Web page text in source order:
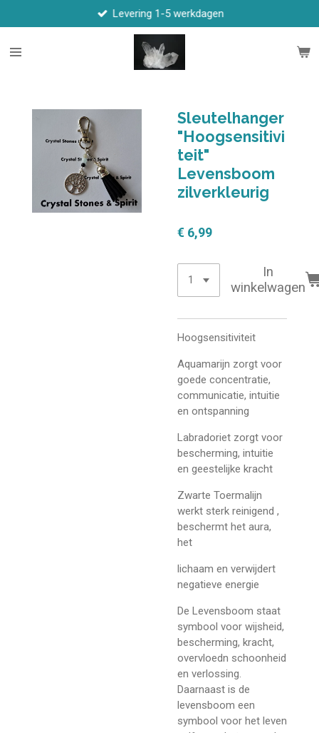
direct
naar
Levering 1-5 werkdagen
Sleutelhanger
"Hoogsensitivi
teit"
Levensboom
zilverkleurig
€ 6,99
In
winkelwagen
Hoogsensitiviteit
Aquamarijn zorgt voor
goede concentratie,
communicatie, intuitie
en ontspanning
Labradoriet zorgt voor
bescherming, intuitie
en geestelijke kracht
Zwarte Toermalijn
werkt sterk reinigend ,
beschermt het aura,
het
lichaam en verwijdert
negatieve energie
De Levensboom staat
symbool voor wijsheid,
bescherming, kracht,
overvloedn schoonheid
en verlossing.
Daarnaast is de
levensboom een
symbool voor het leven